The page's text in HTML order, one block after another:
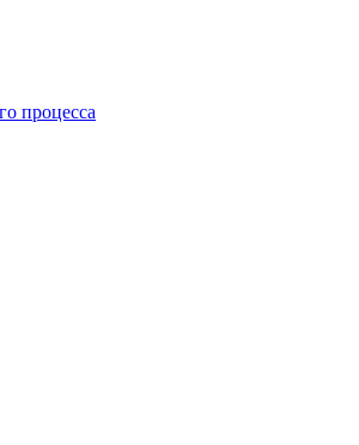
процесса